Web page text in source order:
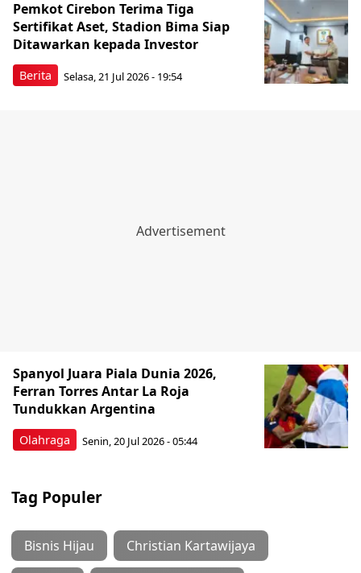
Berita
Pemkot Cirebon Terima Tiga
Sertifikat Aset, Stadion Bima Siap
Ditawarkan kepada Investor
Selasa, 21 Jul 2026 - 19:54
Olahraga
Spanyol Juara Piala Dunia 2026,
Ferran Torres Antar La Roja
Tundukkan Argentina
Senin, 20 Jul 2026 - 05:44
Tag Populer
Bisnis Hijau Christian Kartawijaya